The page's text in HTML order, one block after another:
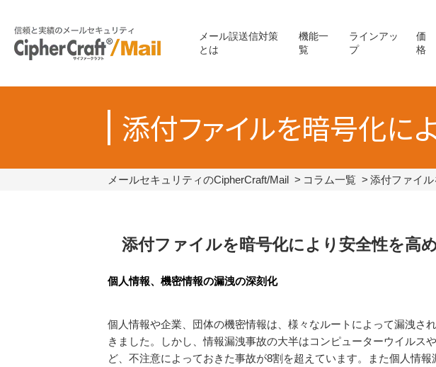
メール誤送信対策
とは
機能一
覧
ラインアッ
プ
価
格
メールセキュリティのCipherCraft/Mail コラム一覧 添付ファイ
添付ファイルを暗号化に
添付ファイルを暗号化により安全性を高
個人情報、機密情報の漏洩の深刻化
個人情報や企業、団体の機密情報は、様々なルートによって漏洩さ
きました。しかし、情報漏洩事故の大半はコンピューターウイル
ど、不注意によっておきた事故が8割を超えています。また個人情